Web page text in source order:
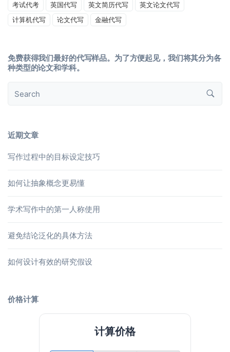
考试代考
英国代写 英文简历代写
英文论文代写
计算机代写
论文代写 金融代写
免费获得我们最好的代写样品。为了方便起见，我们将其分为各
种类型的论文和学科。
近期文章
写作过程中的目标设定技巧
如何让抽象概念更易懂
学术写作中的第一人称使用
避免结论泛化的具体方法
如何设计有效的研究假设
价格计算